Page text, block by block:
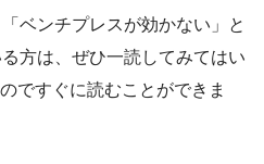
ベンチプレスが効かない」と
方は、ぜひ一読してみてはい
ですぐに読むことができま